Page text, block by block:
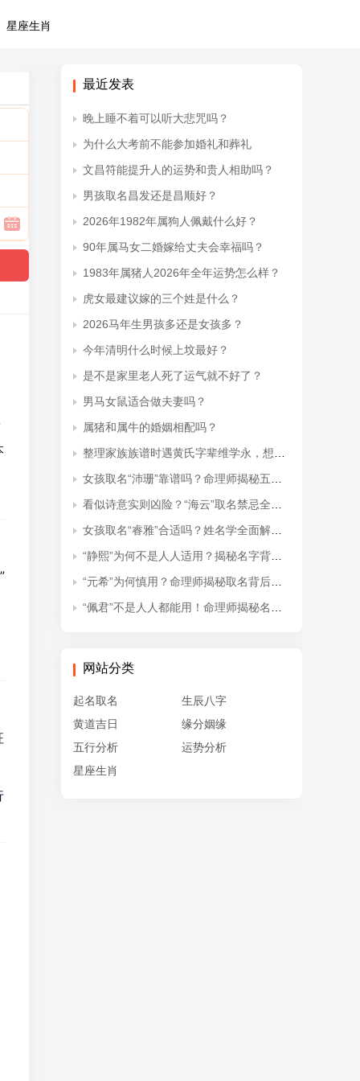
星座生肖
最近发表
晚上睡不着可以听大悲咒吗？
为什么大考前不能参加婚礼和葬礼
文昌符能提升人的运势和贵人相助吗？
男孩取名昌发还是昌顺好？
2026年1982年属狗人佩戴什么好？
90年属马女二婚嫁给丈夫会幸福吗？
1983年属猪人2026年全年运势怎么样？
虎女最建议嫁的三个姓是什么？
2026马年生男孩多还是女孩多？
今年清明什么时候上坟最好？
是不是家里老人死了运气就不好了？
男马女鼠适合做夫妻吗？
属猪和属牛的婚姻相配吗？
整理家族族谱时遇黄氏字辈维学永，想知道后续接续的是什么字辈？
女孩取名“沛珊”靠谱吗？命理师揭秘五行隐患与适配命格
看似诗意实则凶险？“海云”取名禁忌全解析
女孩取名“睿雅”合适吗？姓名学全面解读吉凶与禁忌
“静熙”为何不是人人适用？揭秘名字背后的五行失衡与命理隐患
“元希”为何慎用？命理师揭秘取名背后的五行忌讳
“佩君”不是人人都能用！命理师揭秘名字背后的五行杀局与取名禁忌
网站分类
起名取名
生辰八字
黄道吉日
缘分姻缘
五行分析
运势分析
星座生肖